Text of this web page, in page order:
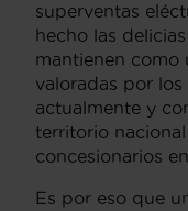
superventas
hecho las
mantienen como
valoradas por
actualmente y
territorio
concesionarios
Es por eso que